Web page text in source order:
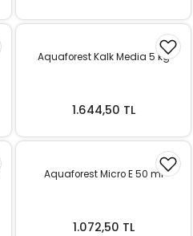
Aquaforest Kalk Media 5 kg
1.644,50 TL
Aquaforest Micro E 50 ml
1.072,50 TL